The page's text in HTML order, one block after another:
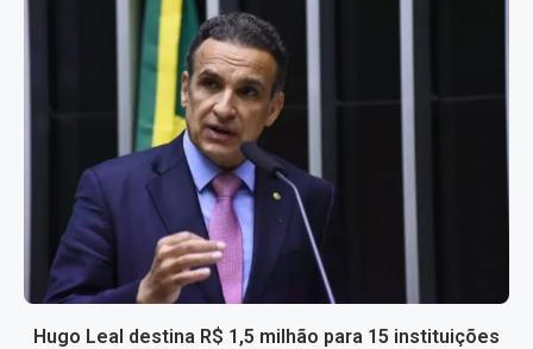
Hugo Leal destina R$ 1,5 milhão para 15 instituições